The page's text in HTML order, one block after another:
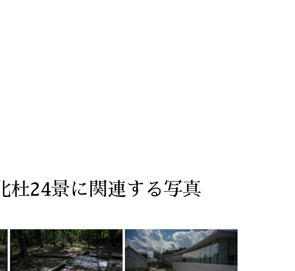
杜24景に関連する写真